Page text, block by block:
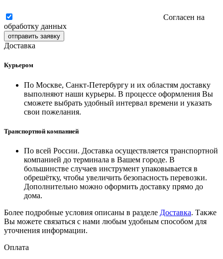
Согласен на
обработку данных
отправить заявку
Доставка
Курьером
По Москве, Санкт-Петербургу и их областям доставку
выполняют наши курьеры. В процессе оформления Вы
сможете выбрать удобный интервал времени и указать
свои пожелания.
Транспортной компанией
По всей России. Доставка осуществляется транспортной
компанией до терминала в Вашем городе. В
большинстве случаев инструмент упаковывается в
обрешётку, чтобы увеличить безопасность перевозки.
Дополнительно можно оформить доставку прямо до
дома.
Более подробные условия описаны в разделе Доставка. Также
Вы можете связаться с нами любым удобным способом для
уточнения информации.
Оплата